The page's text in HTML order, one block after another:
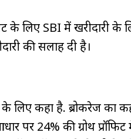
के लिए SBI में खरीदारी के
की सलाह दी है।
लिए कहा है. ब्रोकरेज का
पर 24% की ग्रोथ प्रॉफिट